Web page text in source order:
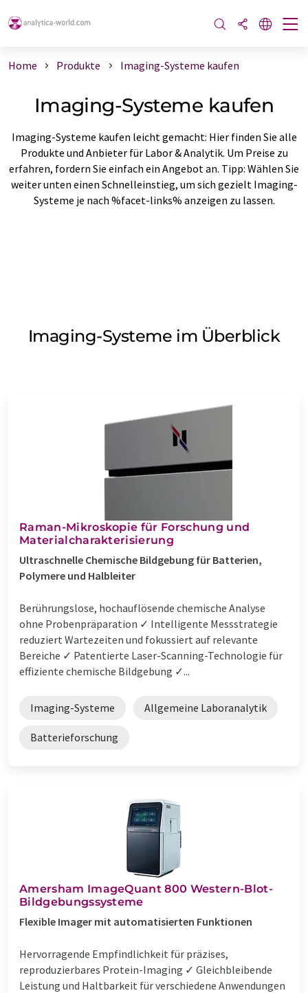
Home Produkte Imaging-Systeme kaufen
Imaging-Systeme kaufen
Imaging-Systeme kaufen leicht gemacht: Hier finden Sie alle
Produkte und Anbieter für Labor & Analytik. Um Preise zu
erfahren, fordern Sie einfach ein Angebot an. Tipp: Wählen Sie
weiter unten einen Schnelleinstieg, um sich gezielt Imaging-
Systeme je nach %facet-links% anzeigen zu lassen.
Imaging-Systeme im Überblick
Raman-Mikroskopie für Forschung und
Materialcharakterisierung
Ultraschnelle Chemische Bildgebung für Batterien,
Polymere und Halbleiter
Berührungslose, hochauflösende chemische Analyse
ohne Probenpräparation ✓ Intelligente Messstrategie
reduziert Wartezeiten und fokussiert auf relevante
Bereiche ✓ Patentierte Laser-Scanning-Technologie für
effiziente chemische Bildgebung ✓...
Imaging-Systeme Allgemeine Laboranalytik
Batterieforschung
Amersham ImageQuant 800 Western-Blot-
Bildgebungssysteme
Flexible Imager mit automatisierten Funktionen
Hervorragende Empfindlichkeit für präzises,
reproduzierbares Protein-Imaging ✓ Gleichbleibende
Leistung und Haltbarkeit für verschiedene Anwendungen